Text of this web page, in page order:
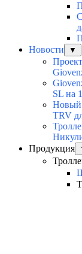
Новости
▼
SL на
Новый
TRV
Продукция